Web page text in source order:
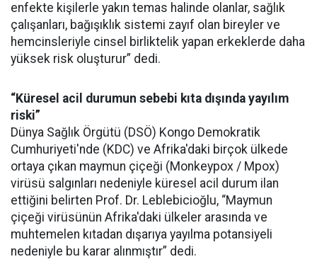
enfekte kişilerle yakın temas halinde olanlar, sağlık
çalışanları, bağışıklık sistemi zayıf olan bireyler ve
hemcinsleriyle cinsel birliktelik yapan erkeklerde daha
yüksek risk oluşturur” dedi.
“Küresel acil durumun sebebi kıta dışında yayılım
riski”
Dünya Sağlık Örgütü (DSÖ) Kongo Demokratik
Cumhuriyeti'nde (KDC) ve Afrika'daki birçok ülkede
ortaya çıkan maymun çiçeği (Monkeypox / Mpox)
virüsü salgınları nedeniyle küresel acil durum ilan
ettiğini belirten Prof. Dr. Leblebicioğlu, “Maymun
çiçeği virüsünün Afrika'daki ülkeler arasında ve
muhtemelen kıtadan dışarıya yayılma potansiyeli
nedeniyle bu karar alınmıştır” dedi.